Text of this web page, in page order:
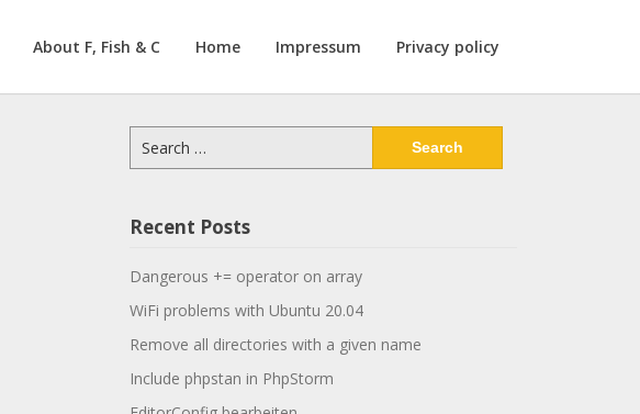
About F, Fish & C Home Impressum Privacy policy
for:
Recent Posts
Dangerous += operator on array
WiFi problems with Ubuntu 20.04
Remove all directories with a given name
Include phpstan in PhpStorm